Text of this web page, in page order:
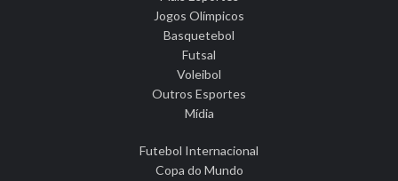
Jogos Olímpicos
Basquetebol
Futsal
Voleibol
Outros Esportes
Mídia
Futebol Internacional
Copa do Mundo